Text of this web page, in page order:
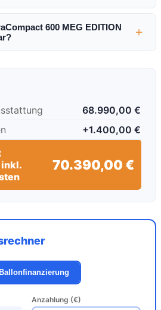
600 MEG EDITION
＋
68.990,00 €
+1.400,00 €
inkl.
70.390,00 €
Anzahlung (€)